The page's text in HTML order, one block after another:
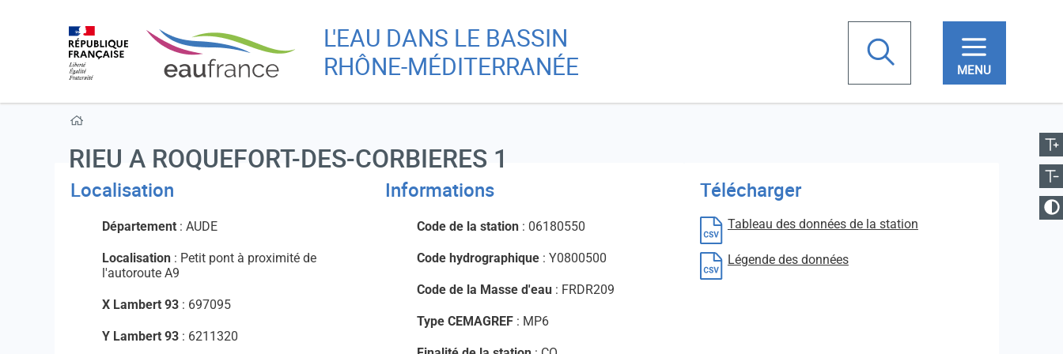
au
contenu
principal
to
main
menu
L'EAU DANS LE BASSIN
RHÔNE-MÉDITERRANÉE
Changer le contraste
RIEU A ROQUEFORT-DES-CORBIERES 1
Localisation
Département : AUDE
Localisation : Petit pont à proximité de
l'autoroute A9
X Lambert 93 : 697095
Y Lambert 93 : 6211320
Informations
Code de la station: 06180550
Code hydrographique: Y0800500
Code de la Masse d'eau: FRDR209
Type CEMAGREF: MP6
Télécharger
Tableau des données de la station
Légende des données